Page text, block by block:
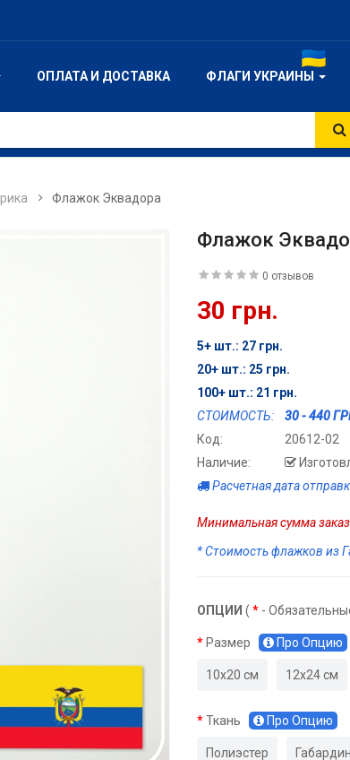
ОПЛАТА И ДОСТАВКА ФЛАГИ УКРАИНЫ
Флажок Эквадора
Флажок
0 отзывов
30 грн.
5+ шт.: 27 грн.
20+ шт.: 25 грн.
100+ шт.: 21 грн.
СТОИМОСТЬ:
30 - 440
Код:
20612-02
Наличие:
Расчетная дата
Минимальная сумма
* Стоимость флажков из
ОПЦИИ (* -
Размер Про Опцию
10х20 см 12х24 см
Ткань Про Опцию
Полиэстер Габардин